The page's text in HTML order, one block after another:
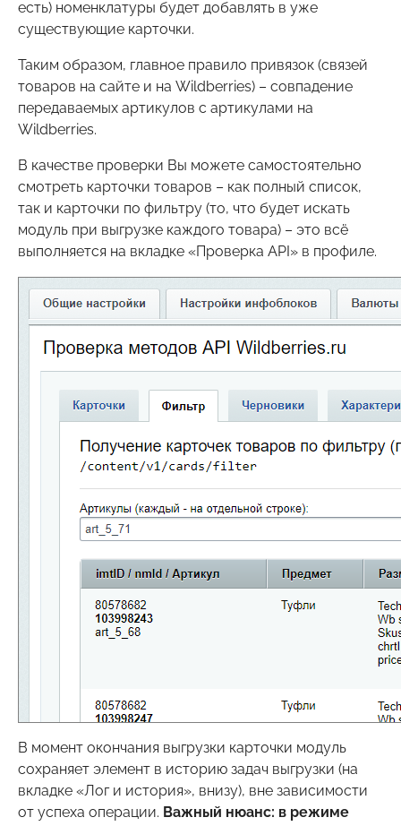
есть) номенклатуры будет добавлять в уже
существующие карточки.
Таким образом, главное правило привязок (связей
товаров на сайте и на Wildberries) – совпадение
передаваемых артикулов с артикулами на
Wildberries.
В качестве проверки Вы можете самостоятельно
смотреть карточки товаров – как полный список,
так и карточки по фильтру (то, что будет искать
модуль при выгрузке каждого товара) – это всё
выполняется на вкладке «Проверка API» в профиле.
В момент окончания выгрузки карточки модуль
сохраняет элемент в историю задач выгрузки (на
вкладке «Лог и история», внизу), вне зависимости
от успеха операции. Важный нюанс: в режиме